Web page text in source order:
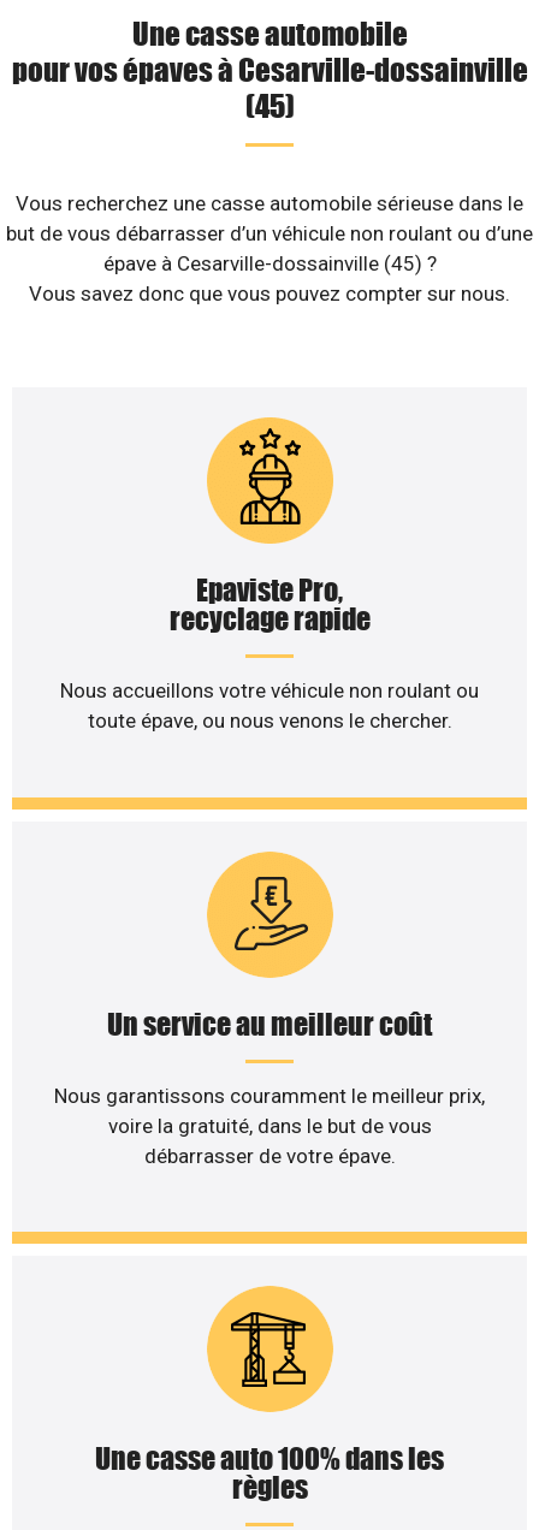
Une casse automobile
pour vos épaves à Cesarville-dossainville
(45)
Vous recherchez une casse automobile sérieuse dans le
but de vous débarrasser d’un véhicule non roulant ou d’une
épave à Cesarville-dossainville (45) ?
Vous savez donc que vous pouvez compter sur nous.
Epaviste Pro,
recyclage rapide
Nous accueillons votre véhicule non roulant ou
toute épave, ou nous venons le chercher.
Un service au meilleur coût
Nous garantissons couramment le meilleur prix,
voire la gratuité, dans le but de vous
débarrasser de votre épave.
Une casse auto 100% dans les
règles